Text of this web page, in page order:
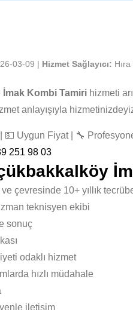
03-09 | Hizmet Sağlayıcı:
İmak Kombi Tamiri hizmeti
anlayışıyla
💵 Uygun Fiyat | 🔧
251 98 03
çevresinde 10+ yıllık
teknisyen ekibi
sonuç
odaklı hizmet
hızlı müdahale
iletişim